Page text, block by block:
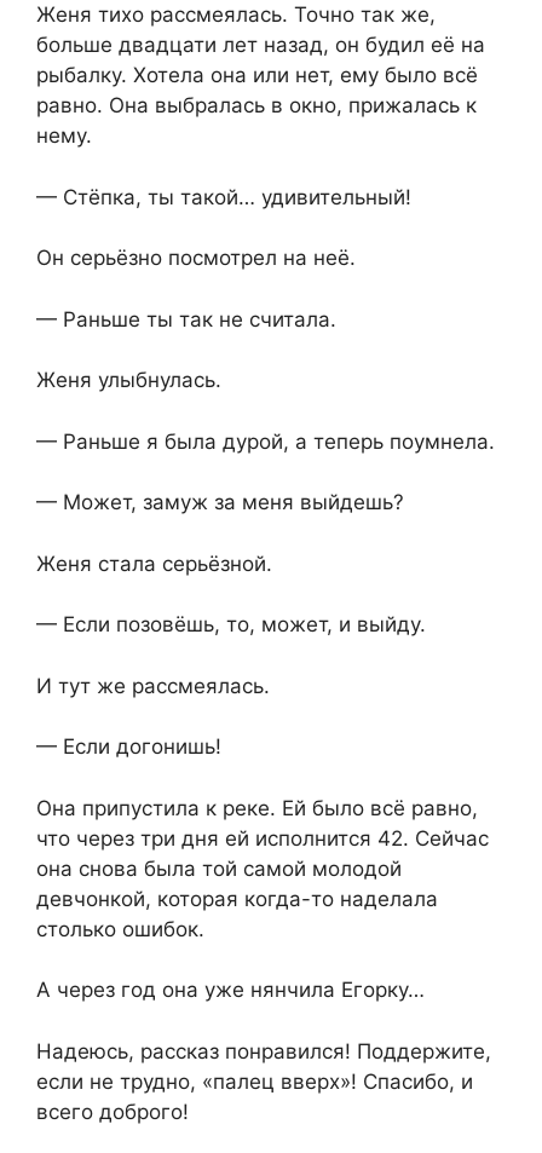
Женя тихо рассмеялась. Точно так же,
больше двадцати лет назад, он будил её на
рыбалку. Хотела она или нет, ему было всё
равно. Она выбралась в окно, прижалась к
нему.
— Стёпка, ты такой… удивительный!
Он серьёзно посмотрел на неё.
— Раньше ты так не считала.
Женя улыбнулась.
— Раньше я была дурой, а теперь поумнела.
— Может, замуж за меня выйдешь?
Женя стала серьёзной.
— Если позовёшь, то, может, и выйду.
И тут же рассмеялась.
— Если догонишь!
Она припустила к реке. Ей было всё равно,
что через три дня ей исполнится 42. Сейчас
она снова была той самой молодой
девчонкой, которая когда-то наделала
столько ошибок.
А через год она уже нянчила Егорку…
Надеюсь, рассказ понравился! Поддержите,
если не трудно, «палец вверх»! Спасибо, и
всего доброго!